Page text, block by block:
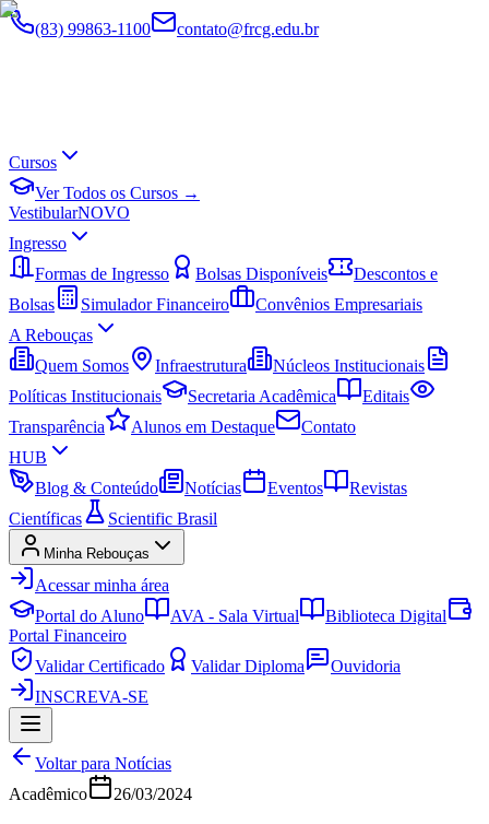
(83) 99863-1100 contato@frcg.edu.br
Cursos
Ver Todos os Cursos →
VestibularNOVO
Ingresso
Formas de Ingresso
Bolsas Disponíveis
Descontos e
Bolsas
Simulador Financeiro
Convênios Empresariais
A Rebouças
Quem Somos
Infraestrutura
Núcleos Institucionais
Políticas Institucionais
Secretaria Acadêmica
Editais
Transparência
Alunos em Destaque
Contato
HUB
Blog & Conteúdo
Notícias Eventos
Revistas
Científicas
Scientific Brasil
Minha Rebouças
Acessar minha área
Portal do Aluno
AVA - Sala Virtual
Biblioteca Digital
Portal Financeiro
Validar Certificado
Validar Diploma
Ouvidoria
INSCREVA-SE
Voltar para Notícias
Acadêmico
26/03/2024